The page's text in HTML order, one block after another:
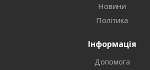
Новини
Політика
Інформація
Допомога